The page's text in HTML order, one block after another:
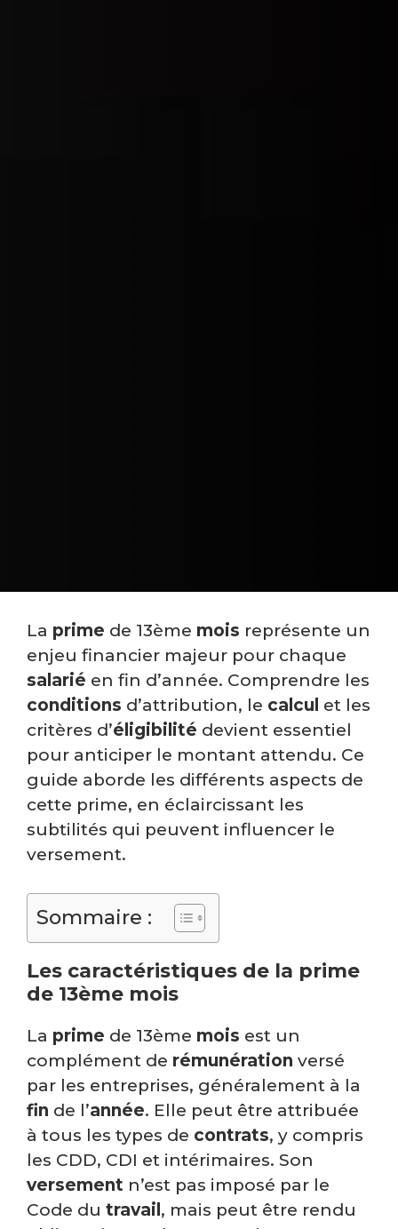
La prime de 13ème mois représente un
enjeu financier majeur pour chaque
salarié en fin d’année. Comprendre les
conditions d’attribution, le calcul et les
critères d’éligibilité devient essentiel
pour anticiper le montant attendu. Ce
guide aborde les différents aspects de
cette prime, en éclaircissant les
subtilités qui peuvent influencer le
versement.
Sommaire :
Les caractéristiques de la prime
de 13ème mois
La prime de 13ème mois est un
complément de rémunération versé
par les entreprises, généralement à la
fin de l’année. Elle peut être attribuée
à tous les types de contrats, y compris
les CDD, CDI et intérimaires. Son
versement n’est pas imposé par le
Code du travail , mais peut être rendu